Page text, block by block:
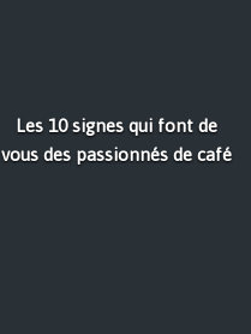
Les 10 signes qui font de
vous des passionnés de café